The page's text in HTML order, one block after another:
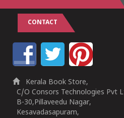
CONTACT
Kerala Book Store,
C/O Consors Technologies Pvt
B-30,Pillaveedu Nagar,
Kesavadasapuram,